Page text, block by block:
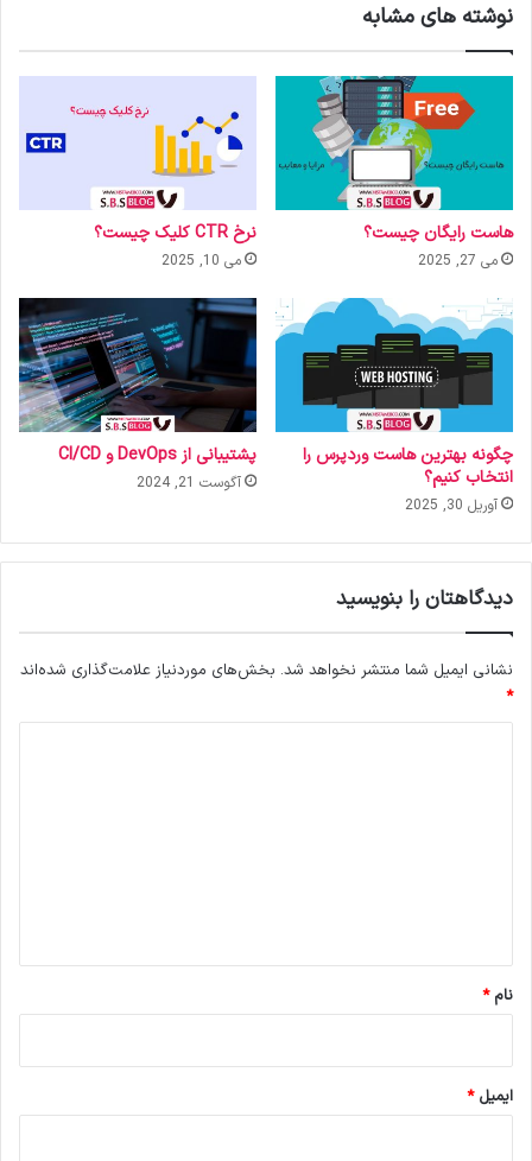
نوشته های مشابه
هاست رایگان چیست؟
می 27, 2025
نرخ CTR کلیک چیست؟
می 10, 2025
چگونه بهترین هاست وردپرس را
انتخاب کنیم؟
آوریل 30, 2025
پشتیبانی از DevOps و CI/CD
آگوست 21, 2024
دیدگاهتان را بنویسید
نشانی ایمیل شما منتشر نخواهد شد. بخش‌های موردنیاز علامت‌گذاری شده‌اند
*
نام*
ایمیل*